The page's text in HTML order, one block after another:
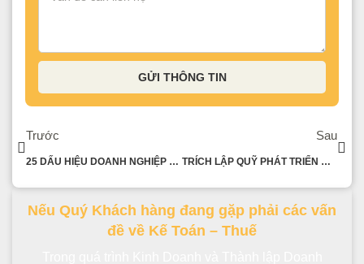
GỬI THÔNG TIN
Trước
25 DẤU HIỆU DOANH NGHIỆP CÓ RỦI RO VỀ HÓA ĐƠN, HOÀN THUẾ GTGT
Sau
TRÍCH LẬP QUỸ PHÁT TRIỂN KHOA HỌC VÀ CÔNG NGHỆ
Nếu Quý Khách hàng đang gặp phải các vấn
đề về Kế Toán – Thuế